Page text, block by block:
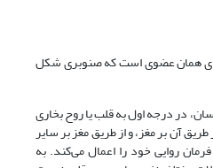
همان عضوی است که صنوبری شکل
در درجه اول به قلب یا روح بخاری
طریق آن بر مغز، و از طریق مغز بر سایر
روایی خود را اعمال می‌کند. به